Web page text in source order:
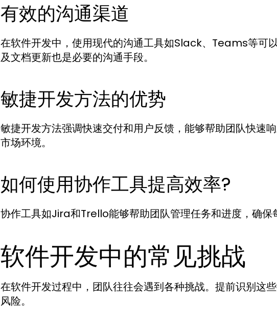
有效的沟通渠道
在软件开发中，使用现代的沟通工具如Slack、Teams等可
及文档更新也是必要的沟通手段。
敏捷开发方法的优势
敏捷开发方法强调快速交付和用户反馈，能够帮助团队快速
市场环境。
如何使用协作工具提高效率?
协作工具如Jira和Trello能够帮助团队管理任务和进度，确保
软件开发中的常见挑战
在软件开发过程中，团队往往会遇到各种挑战。提前识别这
风险。